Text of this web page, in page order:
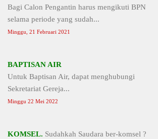
Bagi Calon Pengantin harus mengikuti BPN
selama periode yang sudah...
Minggu, 21 Februari 2021
BAPTISAN AIR
Untuk Baptisan Air, dapat menghubungi
Sekretariat Gereja...
Minggu 22 Mei 2022
KOMSEL. Sudahkah Saudara ber-komsel ?